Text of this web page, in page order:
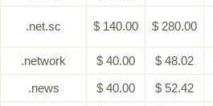
.net.sc $ 140.00 $ 280.00
.network
$ 40.00 $ 48.02
.news
$ 40.00 $ 52.42